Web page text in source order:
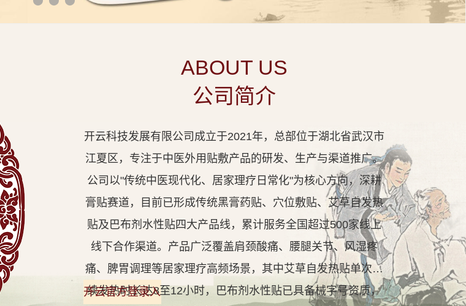
ABOUT US
公司简介
开云科技发展有限公司成立于2021年，总部位于湖北省武汉市
江夏区，专注于中医外用贴敷产品的研发、生产与渠道推广。
公司以"传统中医现代化、居家理疗日常化"为核心方向，深耕
膏贴赛道，目前已形成传统黑膏药贴、穴位敷贴、艾草自发热
贴及巴布剂水性贴四大产品线，累计服务全国超过500家线上
线下合作渠道。产品广泛覆盖肩颈酸痛、腰腿关节、风湿疼
痛、脾胃调理等居家理疗高频场景，其中艾草自发热贴单次持
续发热时长达8至12小时，巴布剂水性贴已具备械字号资质，
开云官方登录入